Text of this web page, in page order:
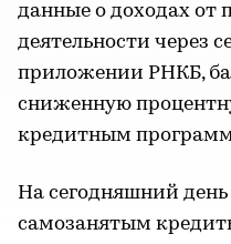
данные о доходах от
деятельности через
приложении РНКБ,
сниженную
кредитным
На сегодняшний
самозанятым